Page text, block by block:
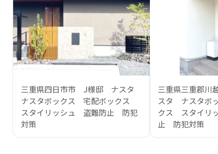
三重県四日市市 J様邸 ナスタ
ナスタボックス 宅配ボックス
スタイリッシュ 盗難防止 防犯
対策
三重県三重郡
スタ ナスタボ
クス スタイリ
止 防犯対策